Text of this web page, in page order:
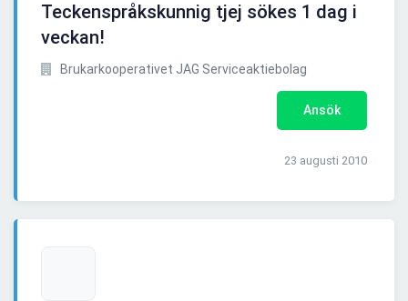
Teckenspråkskunnig tjej sökes 1 dag i
veckan!
Brukarkooperativet JAG Serviceaktiebolag
Ansök
23 augusti 2010